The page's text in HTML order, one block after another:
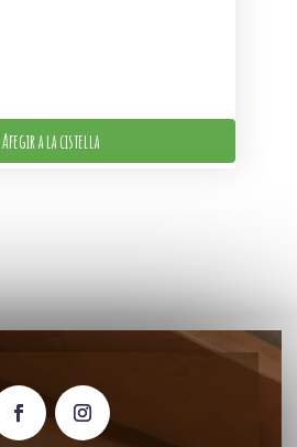
Afegir a la cistella